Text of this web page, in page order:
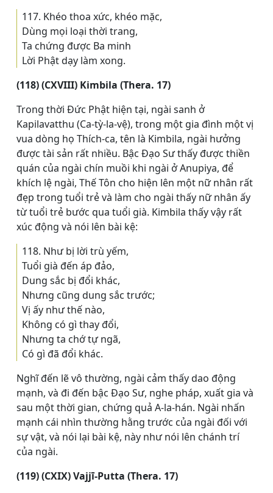
117. Khéo thoa xức, khéo mặc,
Dùng mọi loại thời trang,
Ta chứng được Ba minh
Lời Phật dạy làm xong.
(118) (CXVIII) Kimbila (Thera. 17)
Trong thời Đức Phật hiện tại, ngài sanh ở
Kapilavatthu (Ca-tỳ-la-vệ), trong một gia đình một vị
vua dòng họ Thích-ca, tên là Kimbila, ngài hưởng
được tài sản rất nhiều. Bậc Ðạo Sư thấy được thiền
quán của ngài chín muồi khi ngài ở Anupiya, để
khích lệ ngài, Thế Tôn cho hiện lên một nữ nhân rất
đẹp trong tuổi trẻ và làm cho ngài thấy nữ nhân ấy
từ tuổi trẻ bước qua tuổi già. Kimbila thấy vậy rất
xúc động và nói lên bài kệ:
118. Như bị lời trù yếm,
Tuổi già đến áp đảo,
Dung sắc bị đổi khác,
Nhưng cũng dung sắc trước;
Vị ấy như thế nào,
Không có gì thay đổi,
Nhưng ta chớ tự ngã,
Có gì đã đổi khác.
Nghĩ đến lẽ vô thường, ngài cảm thấy dao động
mạnh, và đi đến bậc Ðạo Sư, nghe pháp, xuất gia và
sau một thời gian, chứng quả A-la-hán. Ngài nhấn
mạnh cái nhìn thường hằng trước của ngài đối với
sự vật, và nói lại bài kệ, này như nói lên chánh trí
của ngài.
(119) (CXIX) Vajjī-Putta (Thera. 17)